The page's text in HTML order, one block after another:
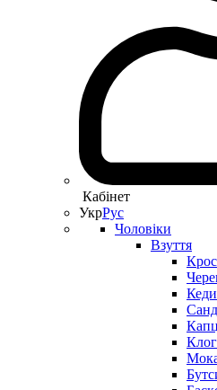
Кабінет
УкрРус
Чоловіки
Взуття
Кеди